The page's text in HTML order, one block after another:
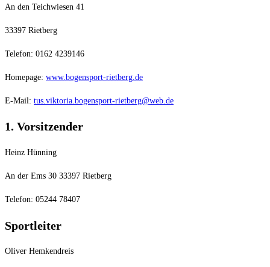
An den Teichwiesen 41
33397 Rietberg
Telefon: 0162 4239146
Homepage: www.bogensport-rietberg.de
E-Mail: tus.viktoria.bogensport-rietberg@web.de
1. Vorsitzender
Heinz Hünning
An der Ems 30 33397 Rietberg
Telefon: 05244 78407
Sportleiter
Oliver Hemkendreis